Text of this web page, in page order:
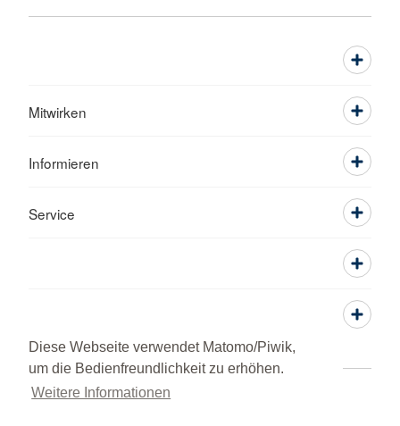
Diese Webseite verwendet Matomo/Piwik,
um die Bedienfreundlichkeit zu erhöhen.
Weitere Informationen
Mitwirken
Informieren
Service
Adressen Kontakt Sitemap